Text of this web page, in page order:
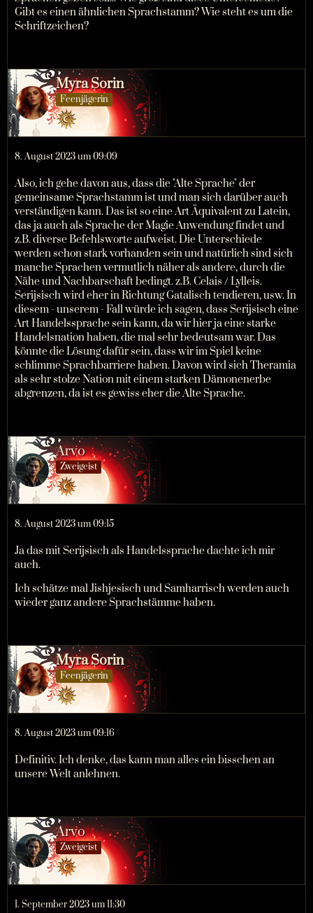
Gibt es einen ähnlichen Sprachstamm? Wie steht es um die
Schriftzeichen?
Myra Sorin
Feenjägerin
8. August 2023 um 09:09
Also, ich gehe davon aus, dass die "Alte Sprache" der
gemeinsame Sprachstamm ist und man sich darüber auch
verständigen kann. Das ist so eine Art Äquivalent zu Latein,
das ja auch als Sprache der Magie Anwendung findet und
z.B. diverse Befehlsworte aufweist. Die Unterschiede
werden schon stark vorhanden sein und natürlich sind sich
manche Sprachen vermutlich näher als andere, durch die
Nähe und Nachbarschaft bedingt. z.B. Celais / Lylleis.
Serijsisch wird eher in Richtung Gatalisch tendieren, usw. In
diesem - unserem - Fall würde ich sagen, dass Serijsisch eine
Art Handelssprache sein kann, da wir hier ja eine starke
Handelsnation haben, die mal sehr bedeutsam war. Das
könnte die Lösung dafür sein, dass wir im Spiel keine
schlimme Sprachbarriere haben. Davon wird sich Theramia
als sehr stolze Nation mit einem starken Dämonenerbe
abgrenzen, da ist es gewiss eher die Alte Sprache.
Arvo
Zweigeist
8. August 2023 um 09:15
Ja das mit Serijsisch als Handelssprache dachte ich mir
auch.
Ich schätze mal Jishjesisch und Samharrisch werden auch
wieder ganz andere Sprachstämme haben.
Myra Sorin
Feenjägerin
8. August 2023 um 09:16
Definitiv. Ich denke, das kann man alles ein bisschen an
unsere Welt anlehnen.
Arvo
Zweigeist
1. September 2023 um 11:30